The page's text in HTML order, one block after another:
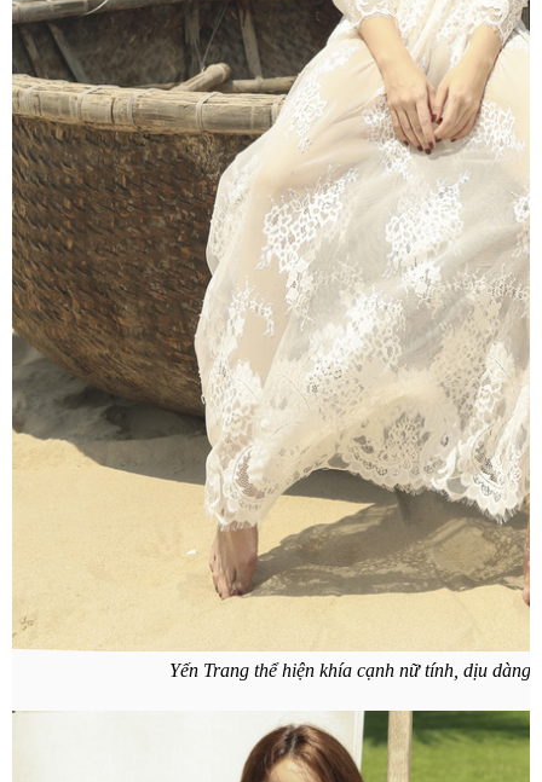
Yến Trang thể hiện khía cạnh nữ tính, dịu dàng